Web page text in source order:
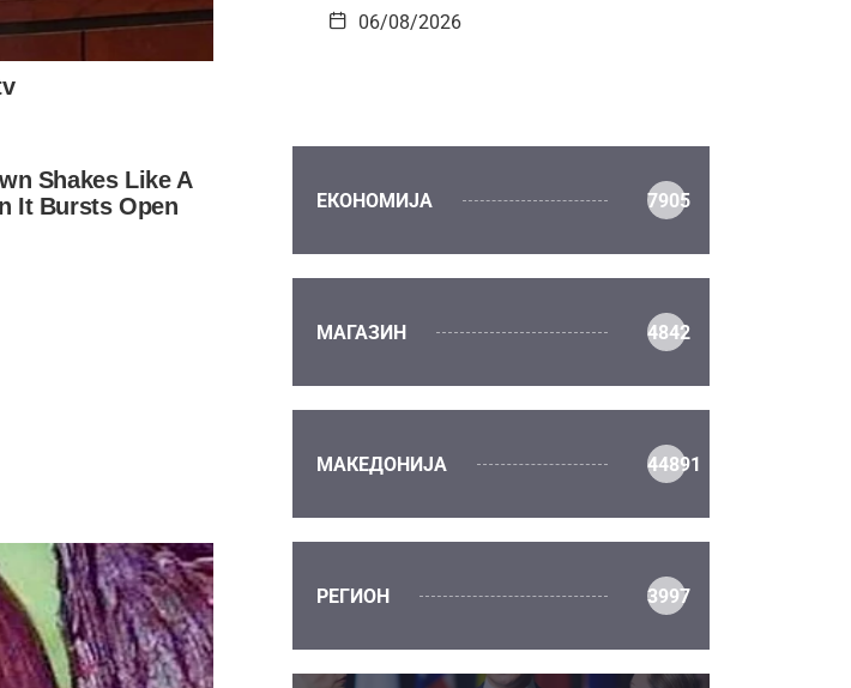
06/08/2026
ЕКОНОМИЈА 7905
МАГАЗИН 4842
МАКЕДОНИЈА 44891
РЕГИОН 3997